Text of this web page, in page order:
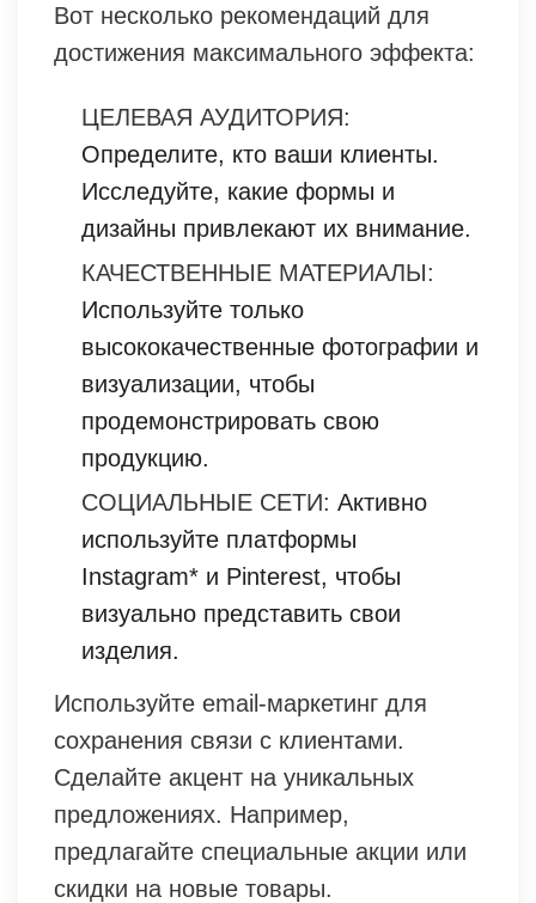
Вот несколько рекомендаций для
достижения максимального эффекта:
ЦЕЛЕВАЯ АУДИТОРИЯ:
Определите, кто ваши клиенты.
Исследуйте, какие формы и
дизайны привлекают их внимание.
КАЧЕСТВЕННЫЕ МАТЕРИАЛЫ:
Используйте только
высококачественные фотографии и
визуализации, чтобы
продемонстрировать свою
продукцию.
СОЦИАЛЬНЫЕ СЕТИ: Активно
используйте платформы
Instagram* и Pinterest, чтобы
визуально представить свои
изделия.
Используйте email-маркетинг для
сохранения связи с клиентами.
Сделайте акцент на уникальных
предложениях. Например,
предлагайте специальные акции или
скидки на новые товары.